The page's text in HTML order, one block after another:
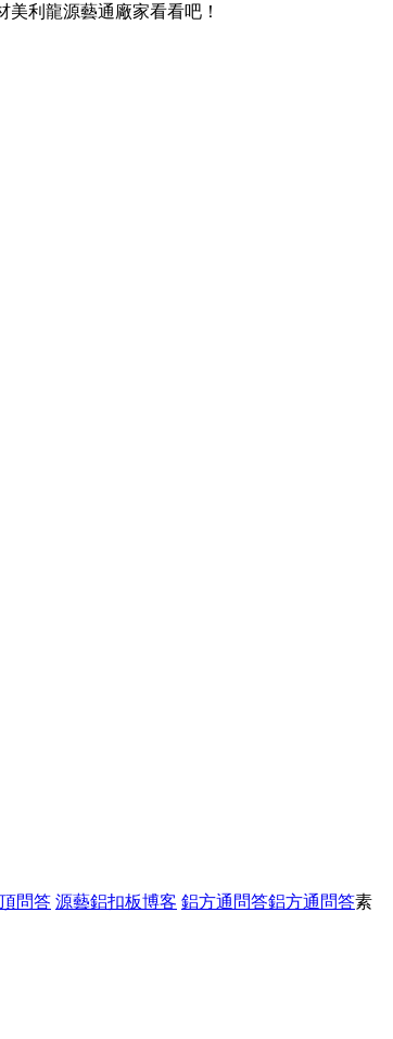
利龍源藝通廠家看看吧！
問答 源藝鋁扣板博客 鋁方通問答鋁方通問答素